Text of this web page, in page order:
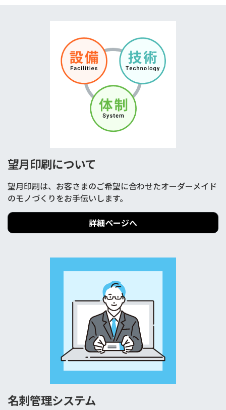
望月印刷について
望月印刷は、お客さまのご希望に合わせたオーダーメイド
のモノづくりをお手伝いします。
詳細ページへ
名刺管理システム